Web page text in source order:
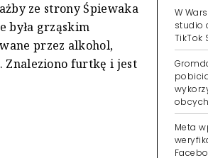
ze strony Śpiewaka
była grząskim
przez alkohol,
Znaleziono furtkę i jest
W
studio
TikTok
obcych
Meta